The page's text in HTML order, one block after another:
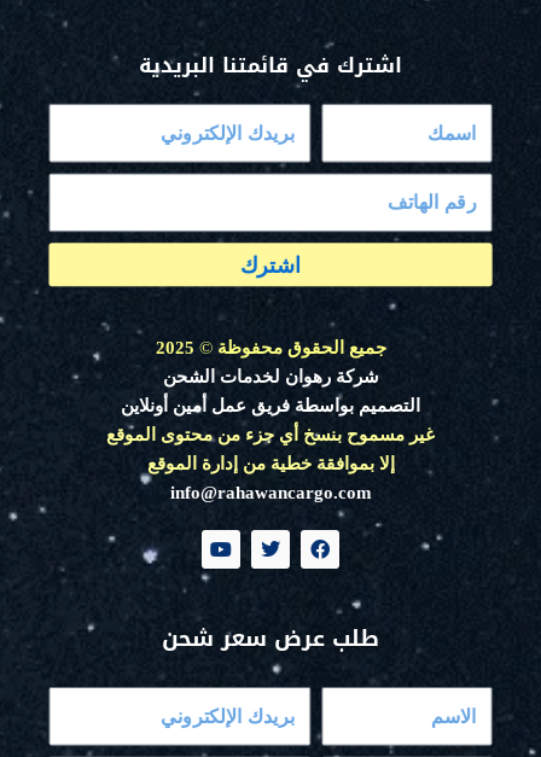
اشترك في قائمتنا البريدية
اشترك
جميع الحقوق محفوظة©
2025
شركة رهوان لخدمات الشحن
التصميم بواسطة فريق عمل أمين أونلاين
غير مسموح بنسخ أي جزء من محتوى الموقع
إلا بموافقة خطية من إدارة الموقع
info@rahawancargo.com
F
a
o
o
T
w
e
Y
o
b
e
طلب عرض سعر شحن